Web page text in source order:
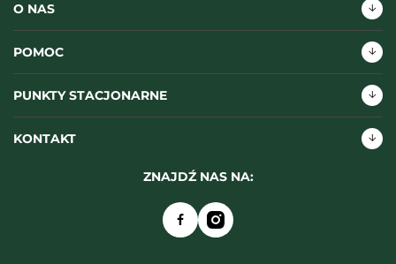
O NAS
POMOC
PUNKTY STACJONARNE
KONTAKT
ZNAJDŹ NAS NA: